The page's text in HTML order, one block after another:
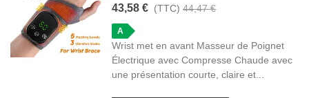
43,58 € (TTC) 44,47 €
A
Wrist met en avant Masseur de Poignet
Électrique avec Compresse Chaude avec
une présentation courte, claire et...